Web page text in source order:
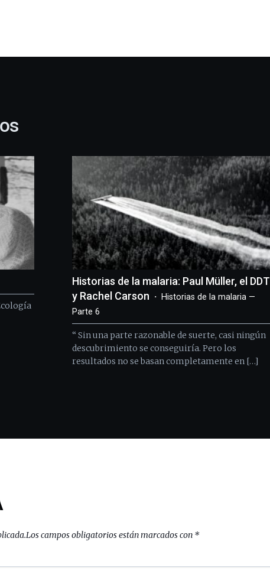
Historias de la malaria: Paul Müller, el DDT
y Rachel Carson
Historias de la malaria —
Parte 6
“ Sin una parte razonable de suerte, casi ningún
descubrimiento se conseguiría. Pero los
resultados no se basan completamente en […]
Los campos obligatorios están marcados con *